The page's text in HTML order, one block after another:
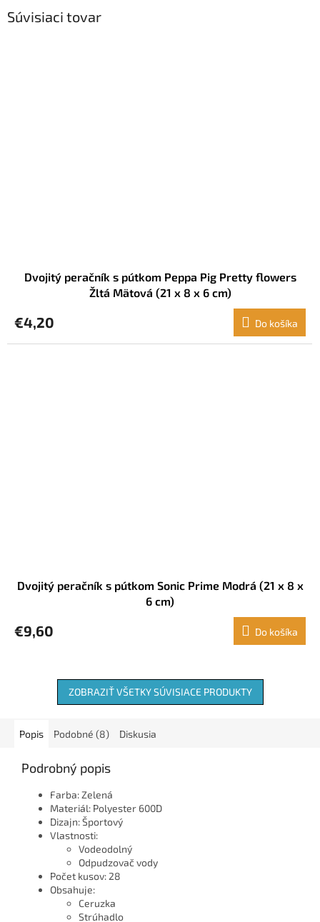
Súvisiaci tovar
Dvojitý peračník s pútkom Peppa Pig Pretty flowers
Žltá Mätová (21 x 8 x 6 cm)
€4,20 Do košíka
Dvojitý peračník s pútkom Sonic Prime Modrá (21 x 8 x
6 cm)
€9,60 Do košíka
ZOBRAZIŤ VŠETKY SÚVISIACE PRODUKTY
Popis Podobné (8) Diskusia
Podrobný popis
Farba: Zelená
Materiál: Polyester 600D
Dizajn: Športový
Vlastnosti:
Vodeodolný
Odpudzovač vody
Počet kusov: 28
Obsahuje:
Ceruzka
Strúhadlo